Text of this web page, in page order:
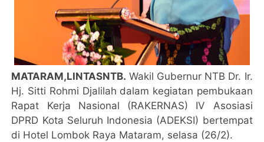
MATARAM,LINTASNTB. Wakil Gubernur NTB Dr. Ir.
Hj. Sitti Rohmi Djalilah dalam kegiatan pembukaan
Rapat Kerja Nasional (RAKERNAS) IV Asosiasi
DPRD Kota Seluruh Indonesia (ADEKSI) bertempat
di Hotel Lombok Raya Mataram, selasa (26/2).